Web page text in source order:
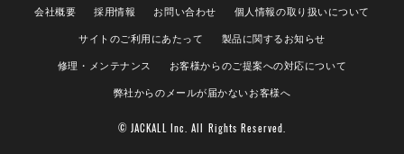
会社概要 採用情報 お問い合わせ
個人情報の取り扱いについて
サイトのご利用にあたって
製品に関するお知らせ
修理・メンテナンス
お客様からのご提案への対応について
弊社からのメールが届かないお客様へ
© JACKALL Inc. All Rights Reserved.